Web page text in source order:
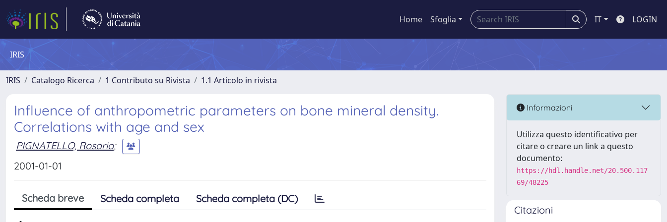
Home Sfoglia IT LOGIN
IRIS
IRIS Catalogo Ricerca 1 Contributo su Rivista 1.1 Articolo in rivista
Influence of anthropometric parameters on bone mineral density.
Correlations with age and sex
PIGNATELLO, Rosario;
2001-01-01
Scheda breve Scheda completa Scheda completa (DC)
Informazioni
Utilizza questo identificativo per
citare o creare un link a questo
documento:
https://hdl.handle.net/20.500.117
69/48225
Citazioni